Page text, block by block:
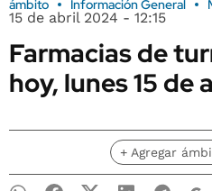
ámbito Información General
15 de abril 2024 - 12:15
Farmacias de
hoy, lunes 15 de
+ Agregar